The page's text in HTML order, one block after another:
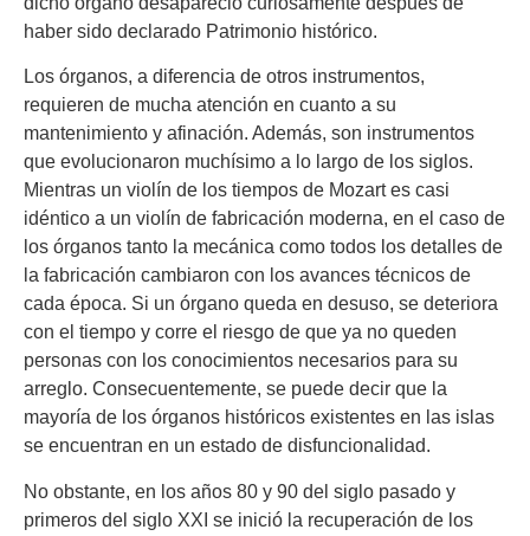
haber sido declarado Patrimonio histórico.
Los órganos, a diferencia de otros instrumentos,
requieren de mucha atención en cuanto a su
mantenimiento y afinación. Además, son instrumentos
que evolucionaron muchísimo a lo largo de los siglos.
Mientras un violín de los tiempos de Mozart es casi
idéntico a un violín de fabricación moderna, en el caso de
los órganos tanto la mecánica como todos los detalles de
la fabricación cambiaron con los avances técnicos de
cada época. Si un órgano queda en desuso, se deteriora
con el tiempo y corre el riesgo de que ya no queden
personas con los conocimientos necesarios para su
arreglo. Consecuentemente, se puede decir que la
mayoría de los órganos históricos existentes en las islas
se encuentran en un estado de disfuncionalidad.
No obstante, en los años 80 y 90 del siglo pasado y
primeros del siglo XXI se inició la recuperación de los